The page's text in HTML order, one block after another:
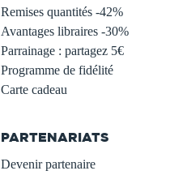
Remises quantités -42%
Avantages libraires -30%
Parrainage : partagez 5€
Programme de fidélité
Carte cadeau
PARTENARIATS
Devenir partenaire